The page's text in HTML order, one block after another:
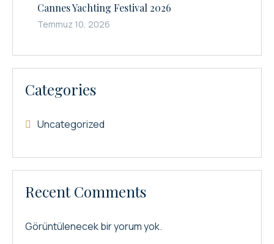
Cannes Yachting Festival 2026
Temmuz 10, 2026
Categories
Uncategorized
Recent Comments
Görüntülenecek bir yorum yok.